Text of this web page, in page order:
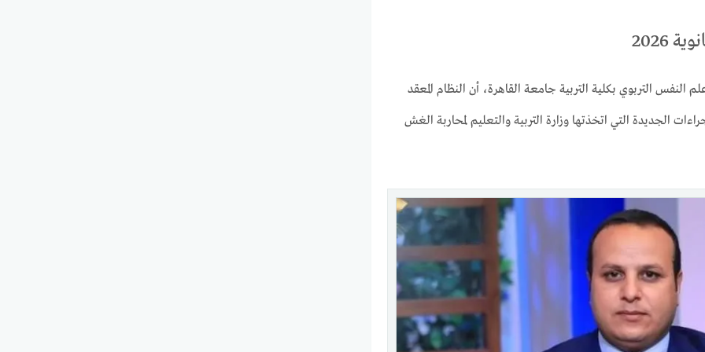
2026
التربوي بكلية التربية جامعة القاهرة، أن النظام المعقد
يعد أحد الإجراءات الجديدة التي اتخذتها وزارة التربية والتعليم لمحاربة الغش